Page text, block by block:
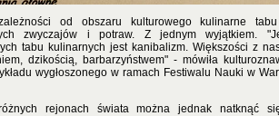
od obszaru kulturowego kulinarne
zwyczajów i potraw. Z jednym wyjątkiem.
tabu kulinarnych jest kanibalizm. Większości z
dzikością, barbarzyństwem" - mówiła
wygłoszonego w ramach Festiwalu Nauki w
rejonach świata można jednak natknąć